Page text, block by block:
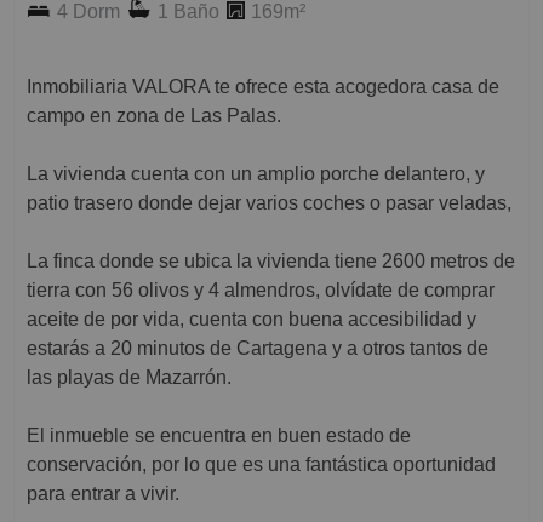
4 Dorm 1 Baño 169m²
campo en zona de Las Palas.
La vivienda cuenta con un amplio porche delantero, y
patio trasero donde dejar varios coches o pasar veladas,
La finca donde se ubica la vivienda tiene 2600 metros de
tierra con 56 olivos y 4 almendros, olvídate de comprar
aceite de por vida, cuenta con buena accesibilidad y
estarás a 20 minutos de Cartagena y a otros tantos de
las playas de Mazarrón.
El inmueble se encuentra en buen estado de
conservación, por lo que es una fantástica oportunidad
para entrar a vivir.